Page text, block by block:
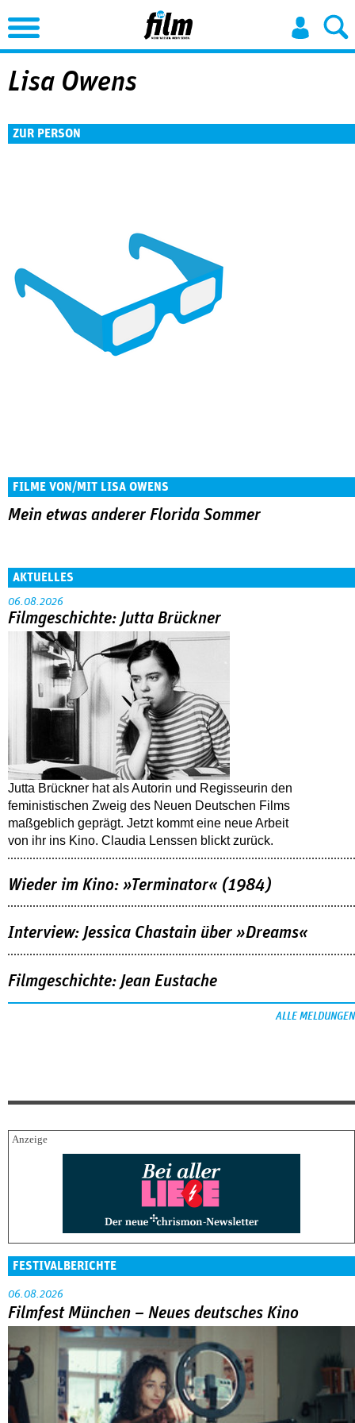
Jump to Navigation
Lisa Owens
ZUR PERSON
FILME VON/MIT LISA OWENS
Mein etwas anderer Florida Sommer
AKTUELLES
06.08.2026
Filmgeschichte: Jutta Brückner
Jutta Brückner hat als Autorin und Regisseurin den
feministischen Zweig des Neuen Deutschen Films
maßgeblich geprägt. Jetzt kommt eine neue Arbeit
von ihr ins Kino. Claudia Lenssen blickt zurück.
Wieder im Kino: »Terminator« (1984)
Interview: Jessica Chastain über »Dreams«
Filmgeschichte: Jean Eustache
ALLE MELDUNGEN
FESTIVALBERICHTE
06.08.2026
Filmfest München – Neues deutsches Kino